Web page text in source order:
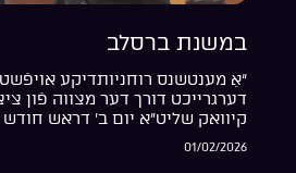
במשנת ברסלב
“אַ מענטשנס רוחניותדיקע
דערגרייכט דורך דער מצווה פֿון
קיוואק שליט”א יום ב’ דראש
01/02/2026